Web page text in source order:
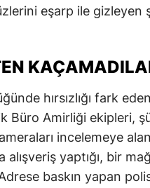
eşarp ile gizleyen
hırsızlığı fark
Büro Amirliği ekipleri,
incelemeye
alışveriş yaptığı, bir
baskın yapan